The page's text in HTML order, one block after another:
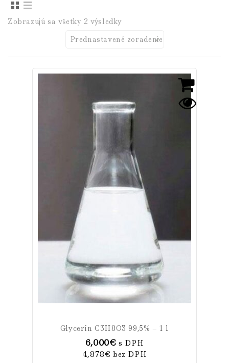
Zobrazujú sa všetky 2 výsledky
Prednastavené zoradenie
Glycerín C3H8O3 99,5% – 1 l
6,000€ s DPH
4,878€ bez DPH